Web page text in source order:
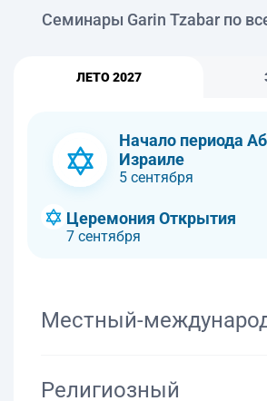
Семинары Garin Tzabar по
ЛЕТО 2027
Начало периода
Израиле
5 сентября
Церемония Открытия
7 сентября
Местный-
Марта
Религиозный